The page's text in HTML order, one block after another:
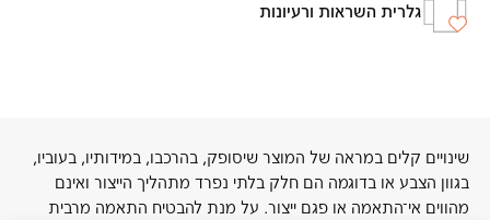
גלרית השראות ורעיונות
שינויים קלים במראה של המוצר שיסופק, בהרכבו, במידותיו, בעוביו,
בגוון הצבע או בדוגמה הם חלק בלתי נפרד מתהליך הייצור ואינם
מהווים אי־התאמה או פגם ייצור. על מנת להבטיח התאמה מרבית